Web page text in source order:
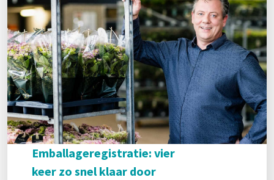
Emballageregistratie: vier
keer zo snel klaar door